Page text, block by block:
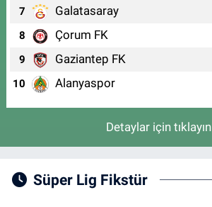
7 Galatasaray
8 Çorum FK
9 Gaziantep FK
10 Alanyaspor
Detaylar için tıklayın
Süper Lig Fikstür